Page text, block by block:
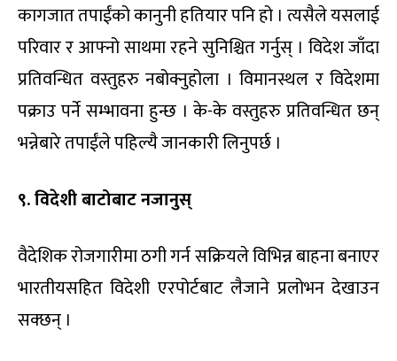
कागजात तपाईंको कानुनी हतियार पनि हो । त्यसैले यसलाई
परिवार र आफ्नो साथमा रहने सुनिश्चित गर्नुस् । विदेश जाँदा
प्रतिवन्धित वस्तुहरु नबोक्नुहोला । विमानस्थल र विदेशमा
पक्राउ पर्ने सम्भावना हुन्छ । के-के वस्तुहरु प्रतिवन्धित छन्
भन्नेबारे तपाईंले पहिल्यै जानकारी लिनुपर्छ ।
९. विदेशी बाटोबाट नजानुस्
वैदेशिक रोजगारीमा ठगी गर्न सक्रियले विभिन्न बाहना बनाएर
भारतीयसहित विदेशी एरपोर्टबाट लैजाने प्रलोभन देखाउन
सक्छन् ।